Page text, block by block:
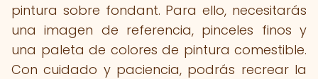
pintura sobre fondant. Para ello, necesitarás
una imagen de referencia, pinceles finos y
una paleta de colores de pintura comestible.
Con cuidado y paciencia, podrás recrear la